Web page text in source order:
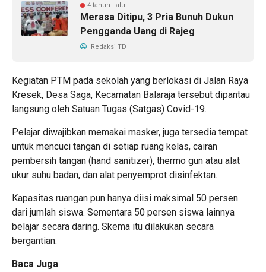
4 tahun lalu
Merasa Ditipu, 3 Pria Bunuh Dukun
Pengganda Uang di Rajeg
Redaksi TD
Kegiatan PTM pada sekolah yang berlokasi di Jalan Raya
Kresek, Desa Saga, Kecamatan Balaraja tersebut dipantau
langsung oleh Satuan Tugas (Satgas) Covid-19.
Pelajar diwajibkan memakai masker, juga tersedia tempat
untuk mencuci tangan di setiap ruang kelas, cairan
pembersih tangan (hand sanitizer), thermo gun atau alat
ukur suhu badan, dan alat penyemprot disinfektan.
Kapasitas ruangan pun hanya diisi maksimal 50 persen
dari jumlah siswa. Sementara 50 persen siswa lainnya
belajar secara daring. Skema itu dilakukan secara
bergantian.
Baca Juga